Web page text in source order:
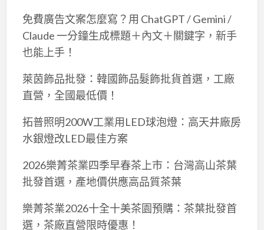
免費廣告文案怎麼寫？用 ChatGPT / Gemini /
Claude 一分鐘生成標題＋內文＋關鍵字，新手
也能上手！
萊茵飾品批發：韓國飾品髮飾批貨首選，工廠
直營，全國最低價！
拓普照明200W工業用LED球泡燈：高天井廠房
水銀燈改LED最佳方案
2026樂菁茶業四季早春茶上市：台灣高山茶葉
批發首選，產地價供應高品質茶葉
樂菁茶業2026十全十美茶園預購：茶葉批發首
選，茶廠直營限時優惠！